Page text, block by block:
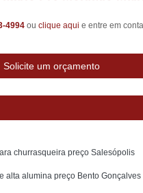
4994ouclique aqui e entre em
Solicite um orçamento
churrasqueira preço Salesópolis
alta alumina preço Bento Gonçalves